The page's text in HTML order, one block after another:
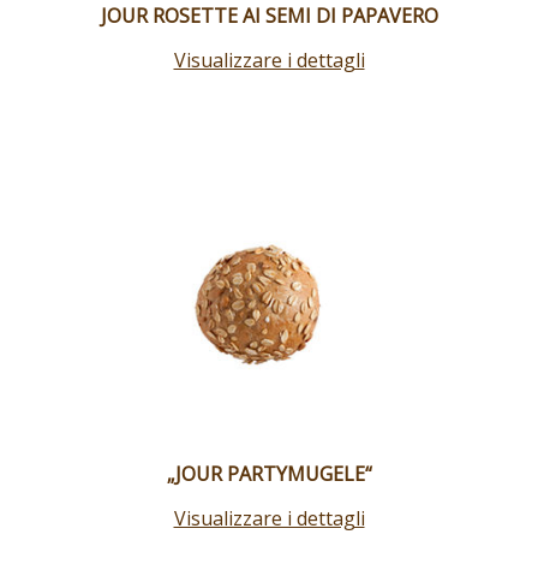
JOUR ROSETTE AI SEMI DI PAPAVERO
Visualizzare i dettagli
„JOUR PARTYMUGELE“
Visualizzare i dettagli